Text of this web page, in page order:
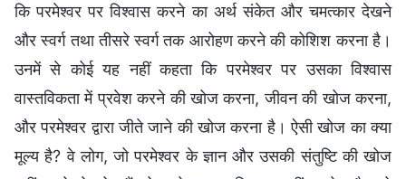
कि परमेश्वर पर विश्वास करने का अर्थ संकेत और चमत्कार देखने
और स्वर्ग तथा तीसरे स्वर्ग तक आरोहण करने की कोशिश करना है।
उनमें से कोई यह नहीं कहता कि परमेश्वर पर उसका विश्वास
वास्तविकता में प्रवेश करने की खोज करना, जीवन की खोज करना,
और परमेश्वर द्वारा जीते जाने की खोज करना है। ऐसी खोज का क्या
मूल्य है? वे लोग, जो परमेश्वर के ज्ञान और उसकी संतुष्टि की खोज